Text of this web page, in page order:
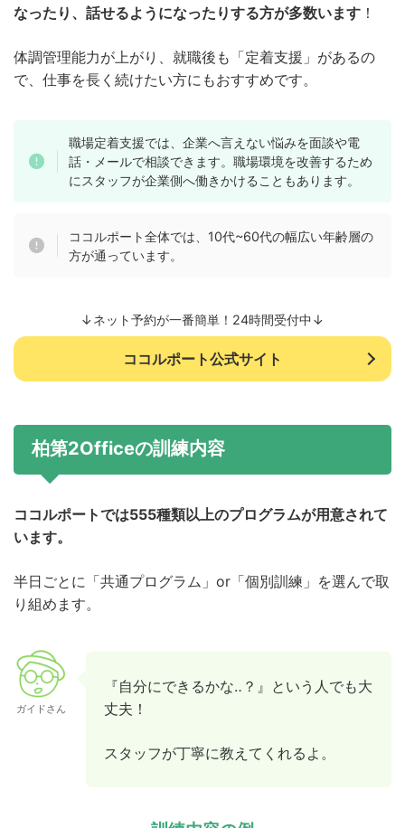
なったり、話せるようになったりする方が多数います ！
体調管理能力が上がり、就職後も「定着支援」があるの
で、仕事を長く続けたい方にもおすすめです。
職場定着支援では、企業へ言えない悩みを面談や電
話・メールで相談できます。職場環境を改善するため
にスタッフが企業側へ働きかけることもあります。
ココルポート全体では、10代~60代の幅広い年齢層の
方が通っています。
↓ネット予約が一番簡単！24時間受付中↓
ココルポート公式サイト
柏第2Officeの訓練内容
ココルポートでは555種類以上のプログラムが用意されて
います。
半日ごとに「共通プログラム」or「個別訓練」を選んで取
り組めます。
ガイドさん
『自分にできるかな‥？』という人でも大
丈夫！
スタッフが丁寧に教えてくれるよ。